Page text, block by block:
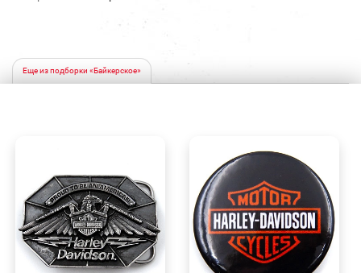
Еще из подборки «Байкерское»